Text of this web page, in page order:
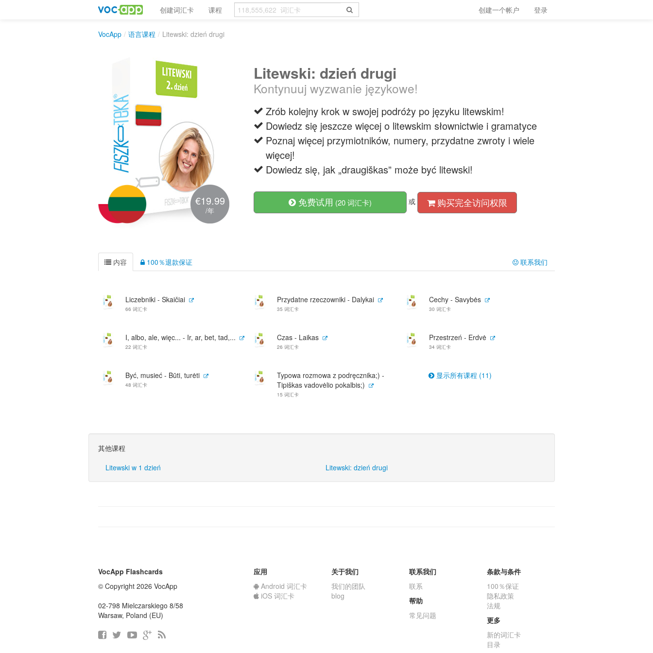
创建词汇卡 课程 创建一个帐户 登录
VocApp / 语言课程 / Litewski: dzień drugi
€19.99
/年
Litewski: dzień drugi
Kontynuuj wyzwanie językowe!
Zrób kolejny krok w swojej podróży po języku litewskim!
Dowiedz się jeszcze więcej o litewskim słownictwie i gramatyce
Poznaj więcej przymiotników, numery, przydatne zwroty i wiele
więcej!
Dowiedz się, jak „draugiškas” może być litewski!
免费试用 (20 词汇卡) 或 购买完全访问权限
内容 100％退款保证 联系我们
Liczebniki - Skaičiai
66 词汇卡
Przydatne rzeczowniki - Dalykai
35 词汇卡
Cechy - Savybės
30 词汇卡
I, albo, ale, więc... - Ir, ar, bet, tad,...
22 词汇卡
Czas - Laikas
26 词汇卡
Przestrzeń - Erdvė
34 词汇卡
Być, musieć - Būti, turėti
48 词汇卡
Typowa rozmowa z podręcznika;) -
Tipiškas vadovėlio pokalbis;)
15 词汇卡
显示所有课程 (11)
其他课程
Litewski w 1 dzień
Litewski: dzień drugi
VocApp Flashcards
© Copyright 2026 VocApp
02-798 Mielczarskiego 8/58
Warsaw, Poland (EU)
应用
Android 词汇卡
iOS 词汇卡
关于我们
我们的团队
blog
联系我们
联系
帮助
常见问题
条款与条件
100％保证
隐私政策
法规
更多
新的词汇卡
目录